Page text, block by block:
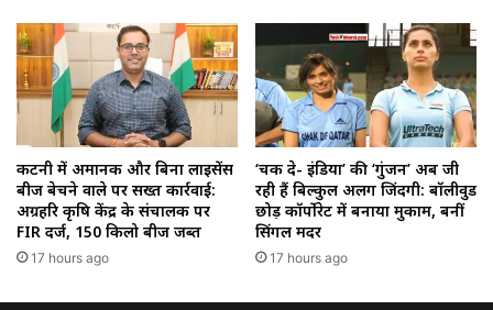
कटनी में अमानक और बिना लाइसेंस
बीज बेचने वाले पर सख्त कार्रवाई:
अग्रहरि कृषि केंद्र के संचालक पर
FIR दर्ज, 150 किलो बीज जब्त
17 hours ago
‘चक दे- इंडिया’ की ‘गुंजन’ अब जी
रही हैं बिल्कुल अलग जिंदगी: बॉलीवुड
छोड़ कॉर्पोरेट में बनाया मुकाम, बनीं
सिंगल मदर
17 hours ago